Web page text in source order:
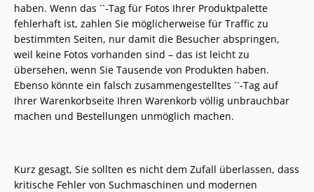
haben. Wenn das ``-Tag für Fotos Ihrer Produktpalette
fehlerhaft ist, zahlen Sie möglicherweise für Traffic zu
bestimmten Seiten, nur damit die Besucher abspringen,
weil keine Fotos vorhanden sind – das ist leicht zu
übersehen, wenn Sie Tausende von Produkten haben.
Ebenso könnte ein falsch zusammengestelltes ``-Tag auf
Ihrer Warenkorbseite Ihren Warenkorb völlig unbrauchbar
machen und Bestellungen unmöglich machen.
Kurz gesagt, Sie sollten es nicht dem Zufall überlassen, dass
kritische Fehler von Suchmaschinen und modernen